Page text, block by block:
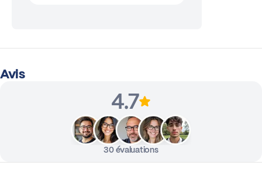
Avis
4.7
30 évaluations